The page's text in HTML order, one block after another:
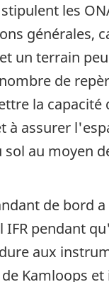
les
générales,
un terrain
de
la capacité
à assurer
au moyen
de bord
IFR pendant
aux
Kamloops et